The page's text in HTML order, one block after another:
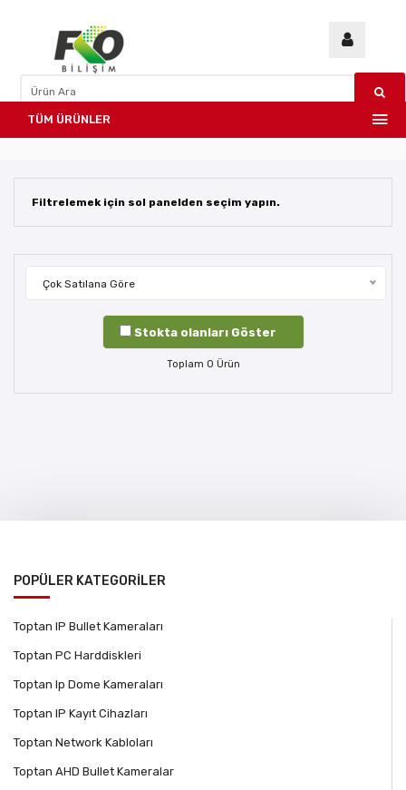
TÜM ÜRÜNLER
Filtrelemek için sol panelden seçim yapın.
Çok Satılana Göre
Stokta olanları Göster
Toplam 0 Ürün
POPÜLER KATEGORİLER
Toptan IP Bullet Kameraları
Toptan PC Harddiskleri
Toptan Ip Dome Kameraları
Toptan IP Kayıt Cihazları
Toptan Network Kabloları
Toptan AHD Bullet Kameralar